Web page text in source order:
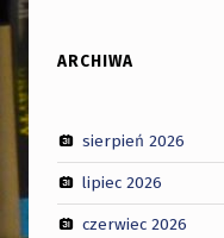
ARCHIWA
sierpień 2026
lipiec 2026
czerwiec 2026